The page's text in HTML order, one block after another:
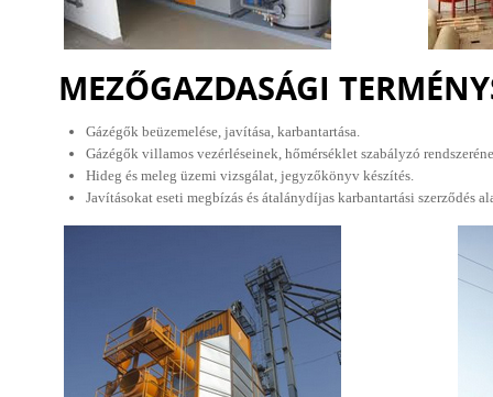
MEZŐGAZDASÁGI
Gázégők beüzemelése, javítása, karbantartása.
Gázégők villamos vezérléseinek, hőmérséklet szabályzó
Hideg és meleg üzemi vizsgálat, jegyzőkönyv készítés.
Javításokat eseti megbízás és átalánydíjas karbantartási szerződés